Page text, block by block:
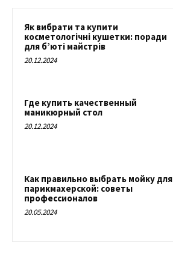
Як вибрати та купити
косметологічні кушетки: поради
для б’юті майстрів
20.12.2024
Где купить качественный
маникюрный стол
20.12.2024
Как правильно выбрать мойку для
парикмахерской: советы
профессионалов
20.05.2024